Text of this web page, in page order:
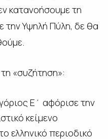
κατανοήσουμε τη
την Υψηλή Πύλη, δε θα
«συζήτηση»:
Ε΄ αφόρισε την
κείμενο
ελληνικό περιοδικό